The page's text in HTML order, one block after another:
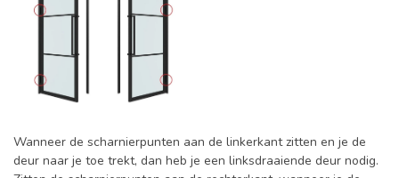
Wanneer de scharnierpunten aan de linkerkant zitten en je de
deur naar je toe trekt, dan heb je een linksdraaiende deur nodig.